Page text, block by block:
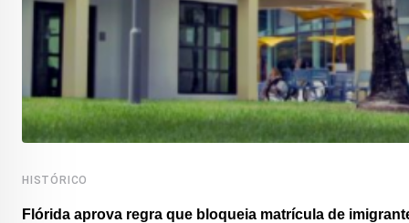
HISTÓRICO
Flórida aprova regra que bloqueia matrícula de